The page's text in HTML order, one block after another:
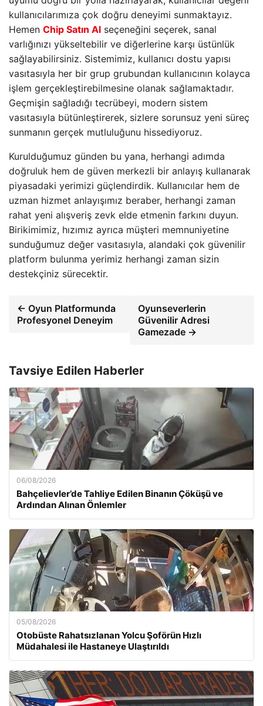
kullanıcılarımıza çok doğru deneyimi sunmaktayız.
Hemen Chip Satın Al seçeneğini seçerek, sanal
varlığınızı yükseltebilir ve diğerlerine karşı üstünlük
sağlayabilirsiniz. Sistemimiz, kullanıcı dostu yapısı
vasıtasıyla her bir grup grubundan kullanıcının kolayca
işlem gerçekleştirebilmesine olanak sağlamaktadır.
Geçmişin sağladığı tecrübeyi, modern sistem
vasıtasıyla bütünleştirerek, sizlere sorunsuz yeni süreç
sunmanın gerçek mutluluğunu hissediyoruz.
Kurulduğumuz günden bu yana, herhangi adımda
doğruluk hem de güven merkezli bir anlayış kullanarak
piyasadaki yerimizi güçlendirdik. Kullanıcılar hem de
uzman hizmet anlayışımız beraber, herhangi zaman
rahat yeni alışveriş zevk elde etmenin farkını duyun.
Birikimimiz, hızımız ayrıca müşteri memnuniyetine
sunduğumuz değer vasıtasıyla, alandaki çok güvenilir
platform bulunma yerimiz herhangi zaman sizin
destekçiniz sürecektir.
← Oyun Platformunda
Profesyonel Deneyim
Oyunseverlerin
Güvenilir Adresi
Gamezade →
Tavsiye Edilen Haberler
06/08/2026
Bahçelievler’de Tahliye Edilen Binanın Çöküşü ve
Ardından Alınan Önlemler
05/08/2026
Otobüste Rahatsızlanan Yolcu Şoförün Hızlı
Müdahalesi ile Hastaneye Ulaştırıldı